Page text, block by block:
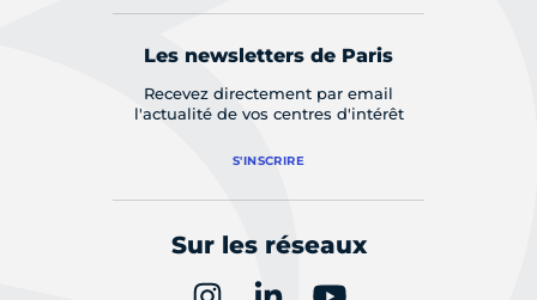
Les newsletters de Paris
Recevez directement par email
l'actualité de vos centres d'intérêt
S'INSCRIRE
Sur les réseaux